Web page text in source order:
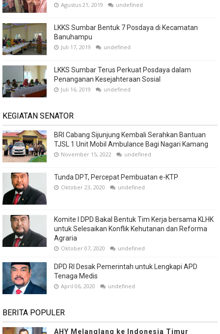
Agustus 21, 2019 undefined
LKKS Sumbar Bentuk 7 Posdaya di Kecamatan
Banuhampu
Juli 17, 2019 undefined
LKKS Sumbar Terus Perkuat Posdaya dalam
Penanganan Kesejahteraan Sosial
Juli 16, 2019 undefined
KEGIATAN SENATOR
BRI Cabang Sijunjung Kembali Serahkan Bantuan
TJSL 1 Unit Mobil Ambulance Bagi Nagari Kamang
November 15, 2022 undefined
Tunda DPT, Percepat Pembuatan e-KTP
Oktober 23, 2020 undefined
Komite I DPD Bakal Bentuk Tim Kerja bersama KLHK
untuk Selesaikan Konflik Kehutanan dan Reforma
Agraria
Oktober 07, 2020 undefined
DPD RI Desak Pemerintah untuk Lengkapi APD
Tenaga Medis
April 06, 2020 undefined
BERITA POPULER
AHY Melanglang ke Indonesia Timur